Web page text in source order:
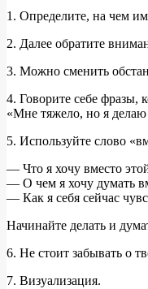
1. Определите, на чем
2. Далее обратите
3. Можно сменить
4. Говорите себе фразы,
«Мне тяжело, но я делаю
5. Используйте слово
— Что я хочу вместо
— О чем я хочу думать
— Как я себя сейчас
Начинайте делать и
6. Не стоит забывать о
7. Визуализация.